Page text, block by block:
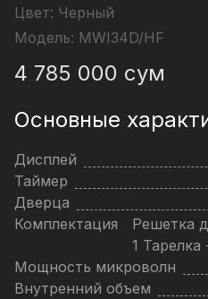
Цвет: Черный
Модель: MWI34D/HF
4 785 000 сум
Основные
Дисплей
Таймер
Дверца
Комплектация
Решетка
1 Тарелка
Мощность микроволн
Внутренний объем